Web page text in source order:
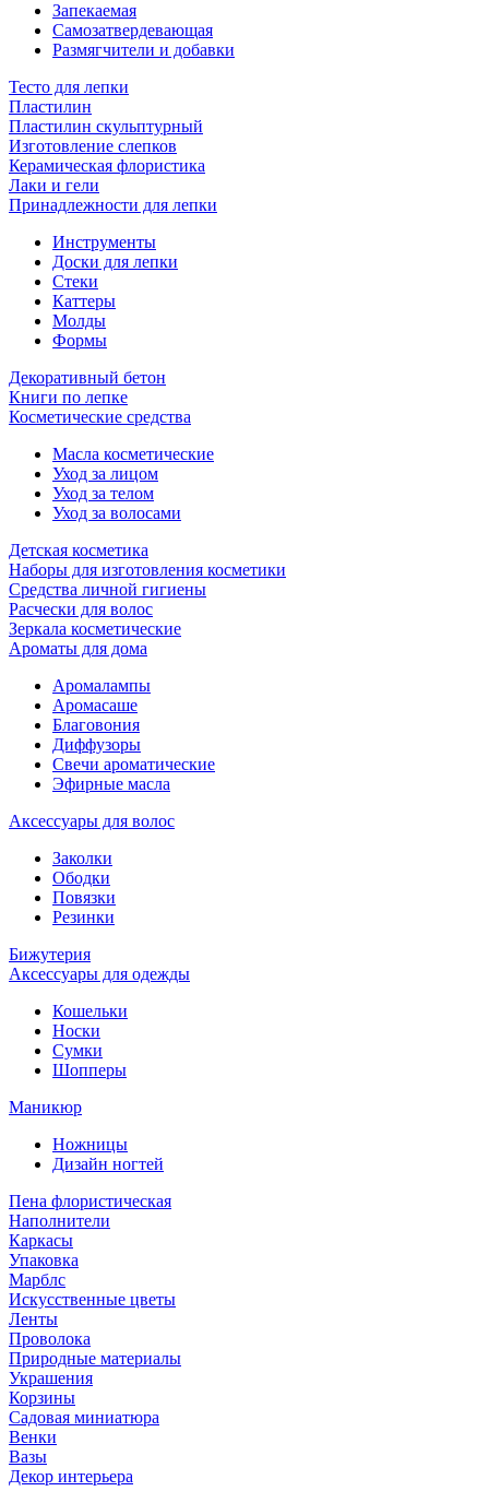
Запекаемая
Самозатвердевающая
Размягчители и добавки
Тесто для лепки
Пластилин
Пластилин скульптурный
Изготовление слепков
Керамическая флористика
Лаки и гели
Принадлежности для лепки
Инструменты
Доски для лепки
Стеки
Каттеры
Молды
Формы
Декоративный бетон
Книги по лепке
Косметические средства
Масла косметические
Уход за лицом
Уход за телом
Уход за волосами
Детская косметика
Наборы для изготовления косметики
Средства личной гигиены
Расчески для волос
Зеркала косметические
Ароматы для дома
Аромалампы
Аромасаше
Благовония
Диффузоры
Свечи ароматические
Эфирные масла
Аксессуары для волос
Заколки
Ободки
Повязки
Резинки
Бижутерия
Аксессуары для одежды
Кошельки
Носки
Сумки
Шопперы
Маникюр
Ножницы
Дизайн ногтей
Пена флористическая
Наполнители
Каркасы
Упаковка
Марблс
Искусственные цветы
Ленты
Проволока
Природные материалы
Украшения
Корзины
Садовая миниатюра
Венки
Вазы
Декор интерьера